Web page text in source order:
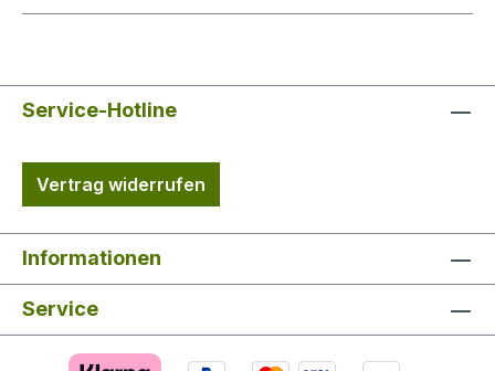
Service-Hotline
Vertrag widerrufen
Informationen
Service